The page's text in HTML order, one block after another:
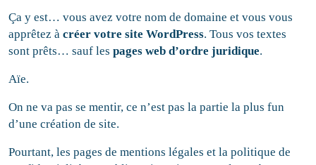
Ça y est… vous avez votre nom de domaine et vous vous
apprêtez àcréer votre site WordPress. Tous vos textes
sont prêts… sauf lespages webd’ordre juridique.
Aïe.
On ne va pas se mentir, ce n’est pas la partie la plus fun
d’une création de site.
Pourtant, les pages de mentions légales et la politique de